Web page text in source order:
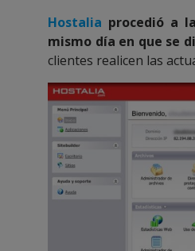
Hostalia procedió a
mismo día en que se
clientes realicen las